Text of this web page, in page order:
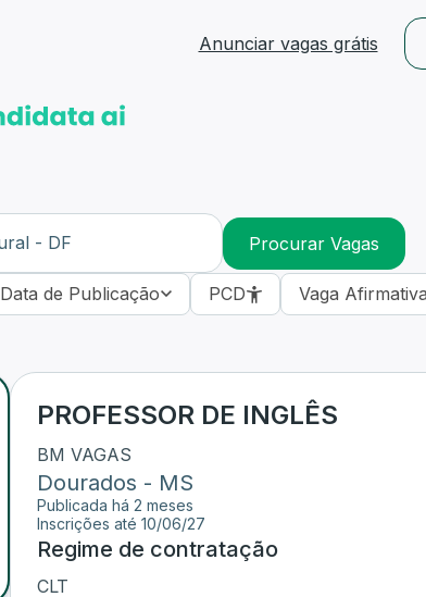
Anunciar vagas grátis
Procurar Vagas
Data de Publicação PCD Vaga Afirmativa
PROFESSOR DE INGLÊS
BM VAGAS
Dourados - MS
Publicada há 2 meses
Inscrições até 10/06/27
Regime de contratação
CLT